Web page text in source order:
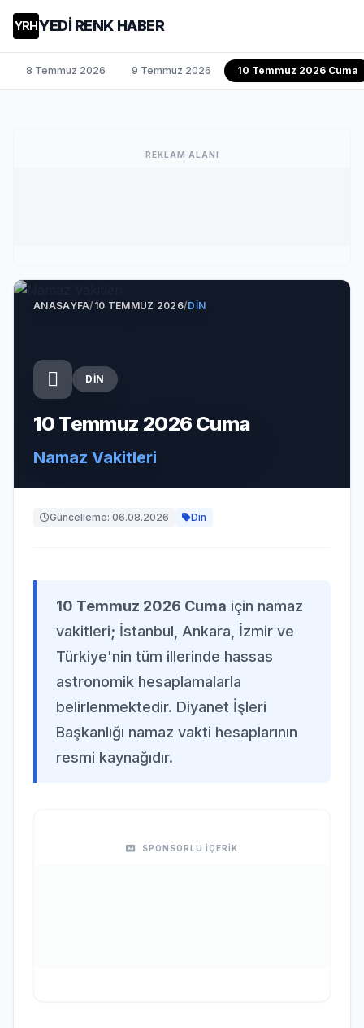
YRHYEDİ RENK HABER
8 Temmuz 2026 9 Temmuz 2026 10 Temmuz 2026 Cuma
REKLAM ALANI
ANASAYFA/10 TEMMUZ 2026/DIN
DIN
10 Temmuz 2026 Cuma
Namaz Vakitleri
Güncelleme: 06.08.2026 Din
10 Temmuz 2026 Cuma için namaz
vakitleri; İstanbul, Ankara, İzmir ve
Türkiye'nin tüm illerinde hassas
astronomik hesaplamalarla
belirlenmektedir. Diyanet İşleri
Başkanlığı namaz vakti hesaplarının
resmi kaynağıdır.
SPONSORLU İÇERİK